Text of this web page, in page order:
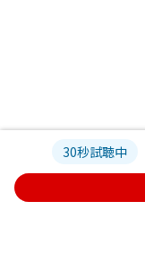
30秒試聴中